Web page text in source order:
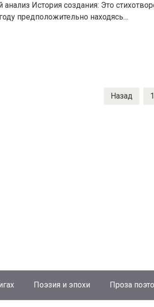
анализ История создания: Это
предположительно находясь…
Назад 1
Поэзия и эпохи Проза